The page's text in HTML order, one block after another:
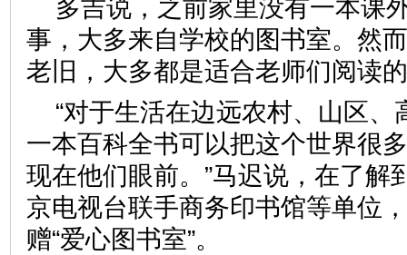
多吉说，之前家里没有一本课
事，大多来自学校的图书室。然
老旧，大多都是适合老师们阅
“对于生活在边远农村、山区
一本百科全书可以把这个世界很
现在他们眼前。”马迟说，在了解
京电视台联手商务印书馆等单位
赠“爱心图书室”。